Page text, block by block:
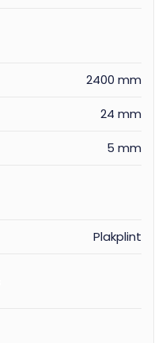
2400 mm
24 mm
5 mm
Plakplint